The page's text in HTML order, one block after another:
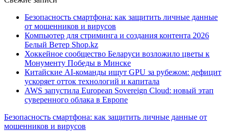
Безопасность смартфона: как защитить личные данные
от мошенников и вирусов
Компьютер для стриминга и создания контента 2026
Белый Ветер Shop.kz
Хоккейное сообщество Беларуси возложило цветы к
Монументу Победы в Минске
Китайские AI-команды ищут GPU за рубежом: дефицит
ускоряет отток технологий и капитала
AWS запустила European Sovereign Cloud: новый этап
суверенного облака в Европе
Безопасность смартфона: как защитить личные данные от
мошенников и вирусов